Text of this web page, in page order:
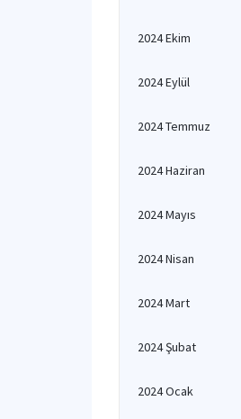
2024 Ekim
2024 Eylül
2024 Temmuz
2024 Haziran
2024 Mayıs
2024 Nisan
2024 Mart
2024 Şubat
2024 Ocak